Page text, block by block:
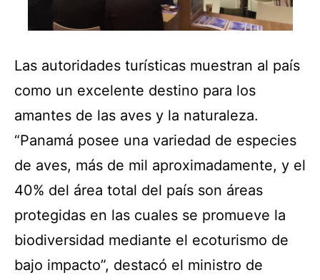
Las autoridades turísticas muestran al país
como un excelente destino para los
amantes de las aves y la naturaleza.
“Panamá posee una variedad de especies
de aves, más de mil aproximadamente, y el
40% del área total del país son áreas
protegidas en las cuales se promueve la
biodiversidad mediante el ecoturismo de
bajo impacto”, destacó el ministro de